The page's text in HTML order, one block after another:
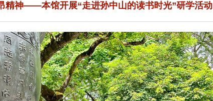
精神——本馆开展“走进孙中山的读书时光”研学活动